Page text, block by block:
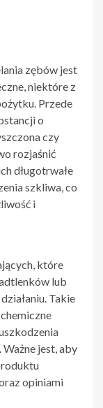
zębów jest
niektóre z
Przede
o
czy
rozjaśnić
długotrwałe
szkliwa, co
i
które
lub
Takie
jest, aby
opiniami